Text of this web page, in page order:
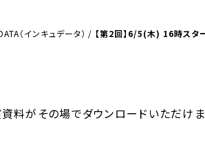
（インキュデータ） / 【第2回】6/5(木) 16時スタ
料がその場でダウンロードいただけ